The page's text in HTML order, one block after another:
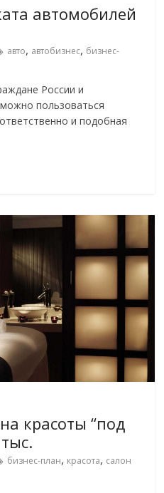
автомобилей
авто, автобизнес, бизнес-
России и
пользоваться
и подобная
красоты “под
бизнес-план, красота, салон